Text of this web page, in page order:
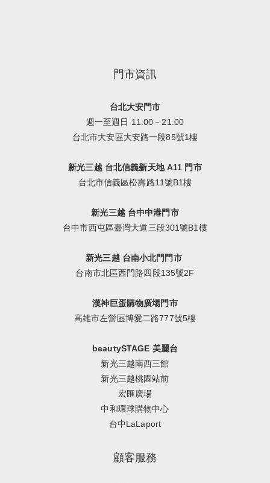
門市資訊
台北大安門市
週一至週日 11:00－21:00
台北市大安區大安路一段85號1樓
新光三越 台北信義新天地 A11 門市
台北市信義區松壽路11號B1樓
新光三越 台中中港門市
台中市西屯區臺灣大道三段301號B1樓
新光三越 台南小北門門市
台南市北區西門路四段135號2F
漢神巨蛋購物廣場門市
高雄市左營區博愛二路777號5樓
beautySTAGE 美麗台
新光三越南西三館
新光三越桃園站前
宏匯廣場
中和環球購物中心
台中LaLaport
顧客服務